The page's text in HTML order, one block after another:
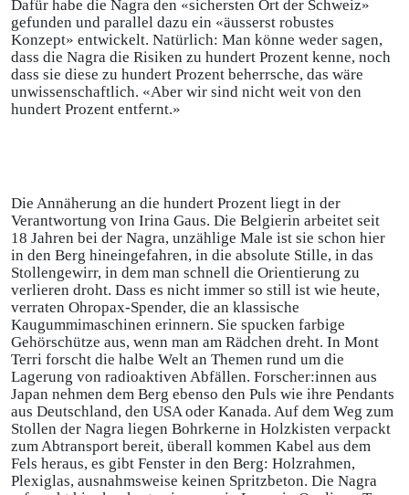
Dafür habe die Nagra den «sichersten Ort der Schweiz»
gefunden und parallel dazu ein «äusserst robustes
Konzept» entwickelt. Natürlich: Man könne weder sagen,
dass die Nagra die Risiken zu hundert Prozent kenne, noch
dass sie diese zu hundert Prozent beherrsche, das wäre
unwissenschaftlich. «Aber wir sind nicht weit von den
hundert Prozent entfernt.»
Die Annäherung an die hundert Prozent liegt in der
Verantwortung von Irina Gaus. Die Belgierin arbeitet seit
18 Jahren bei der Nagra, unzählige Male ist sie schon hier
in den Berg hineingefahren, in die absolute Stille, in das
Stollengewirr, in dem man schnell die Orientierung zu
verlieren droht. Dass es nicht immer so still ist wie heute,
verraten Ohropax-Spender, die an klassische
Kaugummimaschinen erinnern. Sie spucken farbige
Gehörschütze aus, wenn man am Rädchen dreht. In Mont
Terri forscht die halbe Welt an Themen rund um die
Lagerung von radioaktiven Abfällen. Forscher:innen aus
Japan nehmen dem Berg ebenso den Puls wie ihre Pendants
aus Deutschland, den USA oder Kanada. Auf dem Weg zum
Stollen der Nagra liegen Bohrkerne in Holzkisten verpackt
zum Abtransport bereit, überall kommen Kabel aus dem
Fels heraus, es gibt Fenster in den Berg: Holzrahmen,
Plexiglas, ausnahmsweise keinen Spritzbeton. Die Nagra